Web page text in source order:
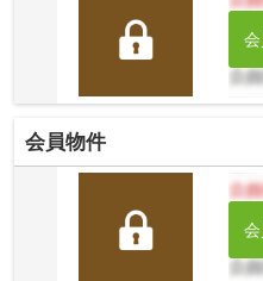
会員物件